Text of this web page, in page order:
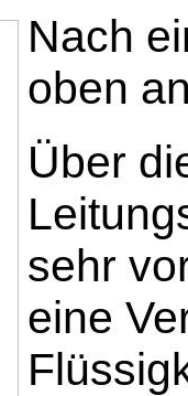
Nach
oben
Über
sehr
eine